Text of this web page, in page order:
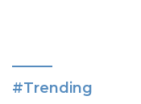
#Trending